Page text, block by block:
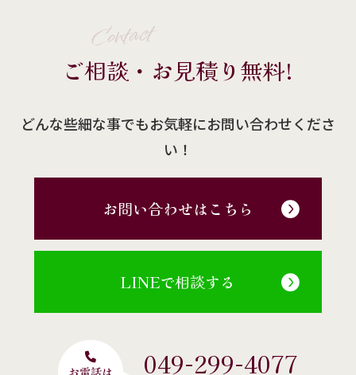
Contact
ご相談・お見積り無料!
どんな些細な事でもお気軽にお問い合わせくださ
い！
お問い合わせはこちら
LINEで相談する
049-299-4077